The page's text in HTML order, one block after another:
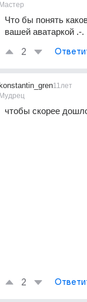
Мастер
Что бы понять
вашей аватаркой .-.
2
konstantin_gren
Мудрец
11лет
чтобы скорее
2